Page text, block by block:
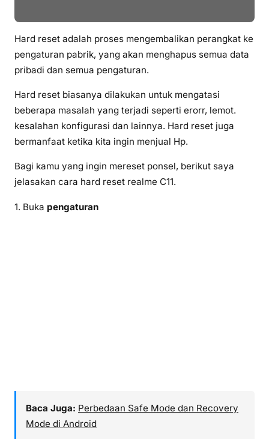
Hard reset adalah proses mengembalikan perangkat ke
pengaturan pabrik, yang akan menghapus semua data
pribadi dan semua pengaturan.
Hard reset biasanya dilakukan untuk mengatasi
beberapa masalah yang terjadi seperti erorr, lemot.
kesalahan konfigurasi dan lainnya. Hard reset juga
bermanfaat ketika kita ingin menjual Hp.
Bagi kamu yang ingin mereset ponsel, berikut saya
jelasakan cara hard reset realme C11.
1. Buka pengaturan
Baca Juga: Perbedaan Safe Mode dan Recovery
Mode di Android